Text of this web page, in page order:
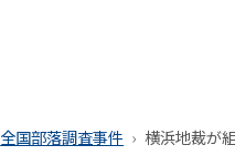
全国部落調査事件 横浜地裁が